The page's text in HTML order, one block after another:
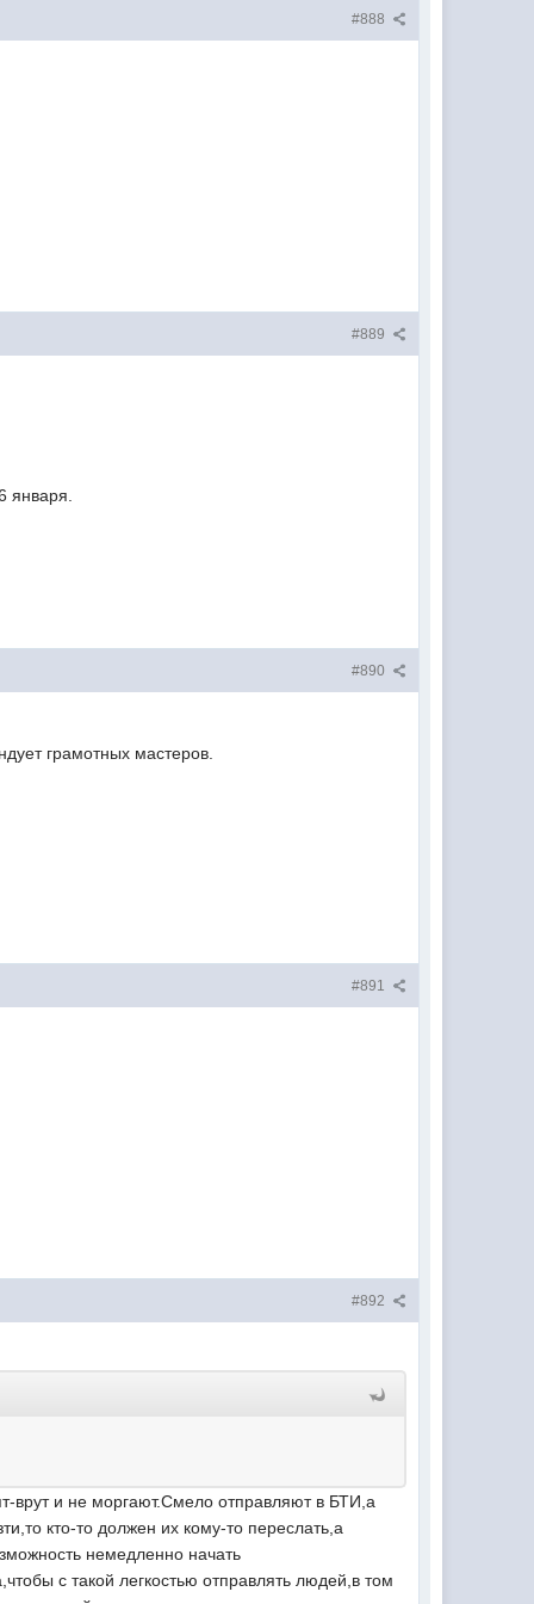
#888
#889
января.
#890
грамотных мастеров.
#891
#892
врут и не моргают.Смело отправляют в БТИ,а
кто-то должен их кому-то переслать,а
немедленно начать
с такой легкостью отправлять людей,в том